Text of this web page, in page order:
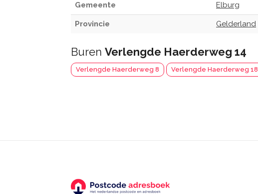
Gemeente Elburg
Provincie Gelderland
Buren Verlengde Haerderweg 14
Verlengde Haerderweg 8 Verlengde Haerderweg 18